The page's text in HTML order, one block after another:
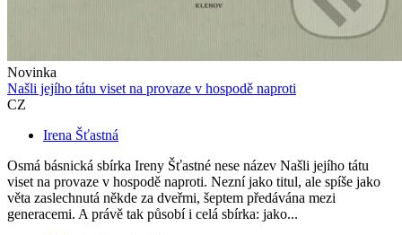
Novinka
Našli jejího tátu viset na provaze v hospodě naproti
CZ
Irena Šťastná
Osmá básnická sbírka Ireny Šťastné nese název Našli jejího tátu
viset na provaze v hospodě naproti. Nezní jako titul, ale spíše jako
věta zaslechnutá někde za dveřmi, šeptem předávána mezi
generacemi. A právě tak působí i celá sbírka: jako...